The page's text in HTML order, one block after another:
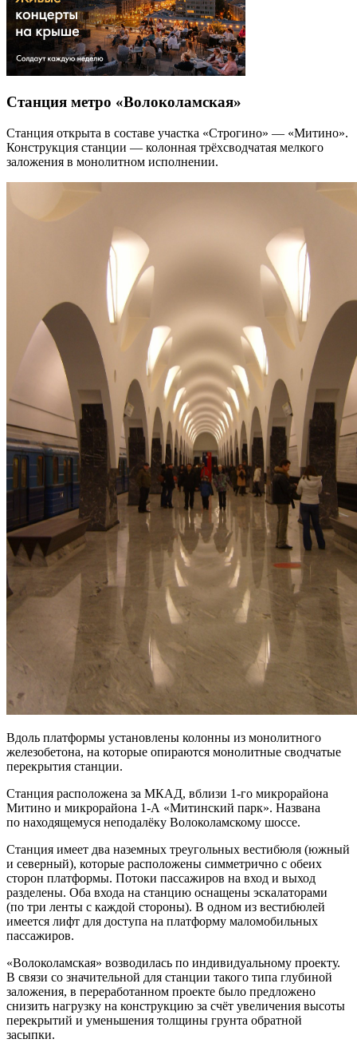
Станция метро «Волоколамская»
Станция открыта в составе участка «Строгино» — «Митино».
Конструкция станции — колонная трёхсводчатая мелкого
заложения в монолитном исполнении.
Вдоль платформы установлены колонны из монолитного
железобетона, на которые опираются монолитные сводчатые
перекрытия станции.
Станция расположена за МКАД, вблизи 1-го микрорайона
Митино и микрорайона 1-А «Митинский парк». Названа
по находящемуся неподалёку Волоколамскому шоссе.
Станция имеет два наземных треугольных вестибюля (южный
и северный), которые расположены симметрично с обеих
сторон платформы. Потоки пассажиров на вход и выход
разделены. Оба входа на станцию оснащены эскалаторами
(по три ленты с каждой стороны). В одном из вестибюлей
имеется лифт для доступа на платформу маломобильных
пассажиров.
«Волоколамская» возводилась по индивидуальному проекту.
В связи со значительной для станции такого типа глубиной
заложения, в переработанном проекте было предложено
снизить нагрузку на конструкцию за счёт увеличения высоты
перекрытий и уменьшения толщины грунта обратной
засыпки.